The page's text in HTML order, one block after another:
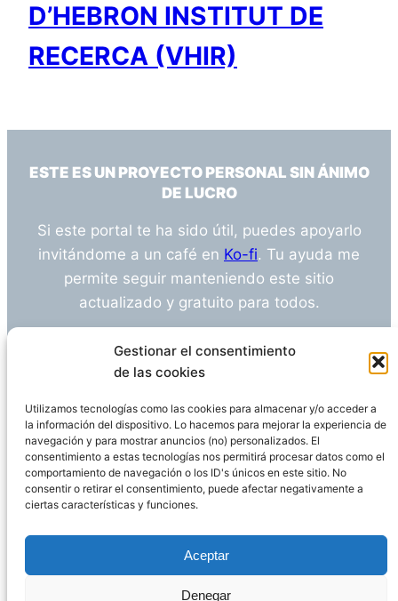
Gestionar el consentimiento
de las cookies
Utilizamos tecnologías como las cookies para almacenar y/o acceder a
la información del dispositivo. Lo hacemos para mejorar la experiencia de
navegación y para mostrar anuncios (no) personalizados. El
consentimiento a estas tecnologías nos permitirá procesar datos como el
comportamiento de navegación o los ID's únicos en este sitio. No
consentir o retirar el consentimiento, puede afectar negativamente a
ciertas características y funciones.
Aceptar
Denegar
D’HEBRON INSTITUT DE
RECERCA (VHIR)
ESTE ES UN PROYECTO PERSONAL SIN ÁNIMO
DE LUCRO
Si este portal te ha sido útil, puedes apoyarlo
invitándome a un café en Ko-fi. Tu ayuda me
permite seguir manteniendo este sitio
actualizado y gratuito para todos.
¿Tienes alguna duda o sugerencia? Escríbeme
info@empleosanitarioinvestigacion.es
Descargo de Responsabilidad
Declaración de Privacidad Política de cookies
WordPress